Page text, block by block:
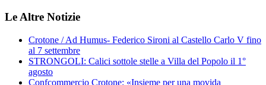
Le Altre Notizie
Crotone / Ad Humus- Federico Sironi al Castello Carlo V fino
al 7 settembre
STRONGOLI: Calici sottole stelle a Villa del Popolo il 1°
agosto
Confcommercio Crotone: «Insieme per una movida